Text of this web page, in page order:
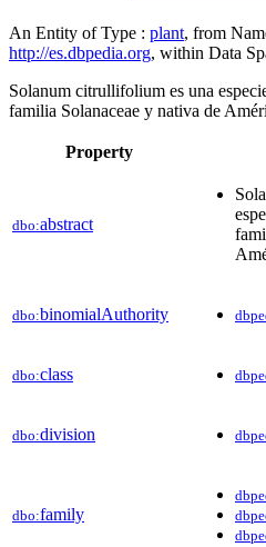
An Entity of Type : plant, from
http://es.dbpedia.org, within Data
Solanum citrullifolium es una
familia Solanaceae y nativa de
Property
dbo:abstract
dbo:binomialAuthority
dbo:class
dbo:division
dbo:family